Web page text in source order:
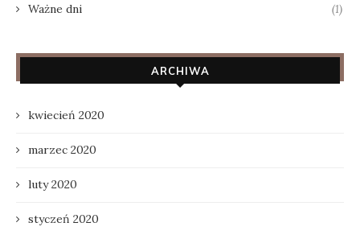
Ważne dni (1)
ARCHIWA
kwiecień 2020
marzec 2020
luty 2020
styczeń 2020